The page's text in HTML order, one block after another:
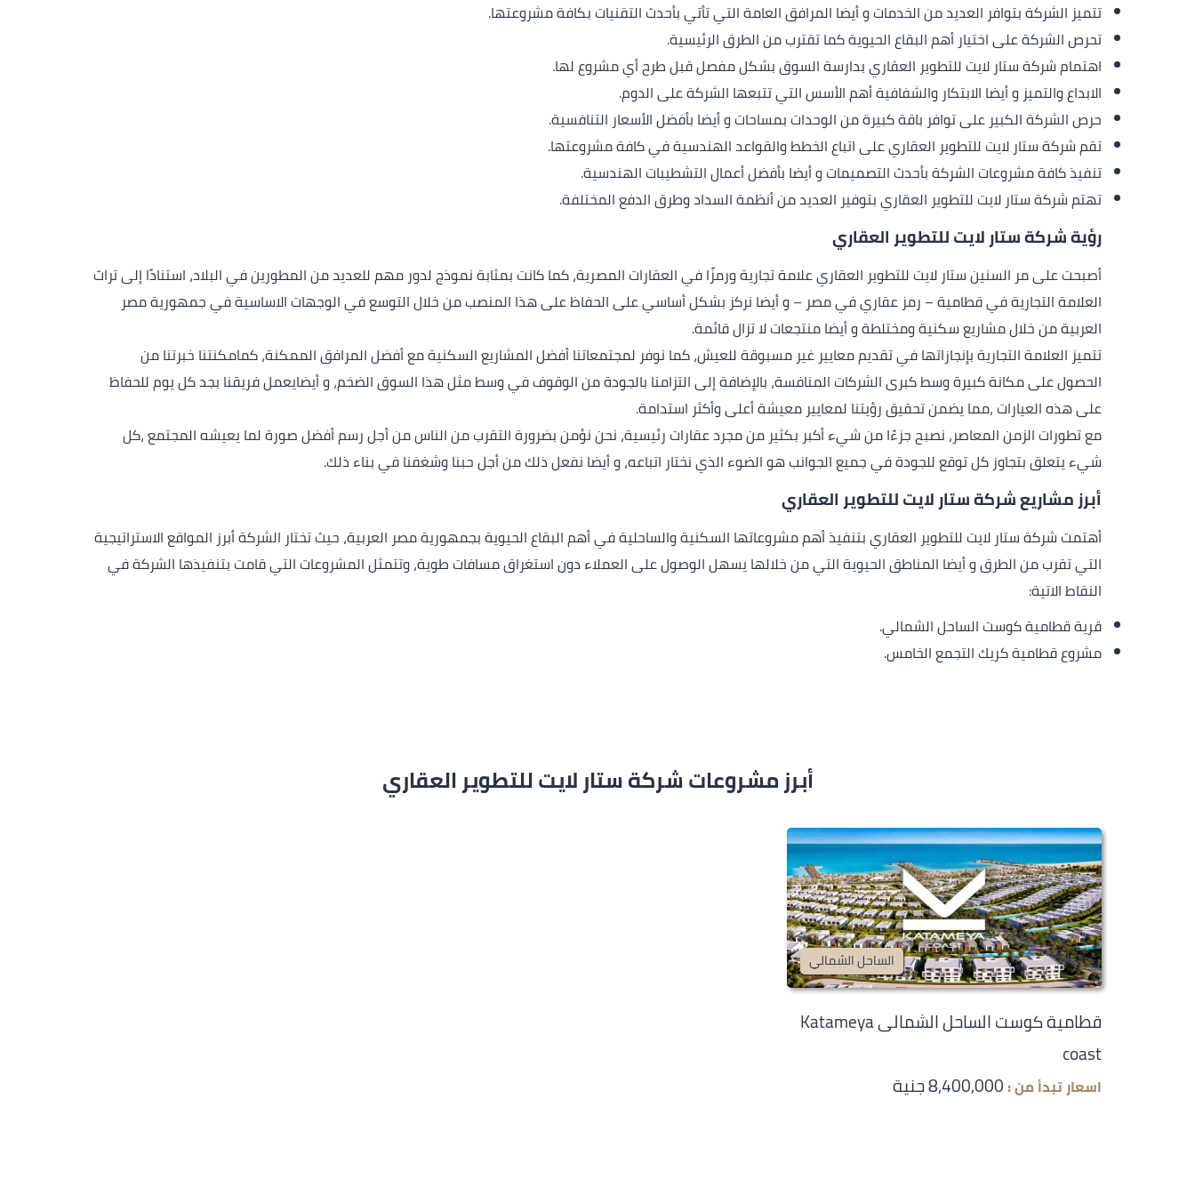
تتميز الشركة بتوافر العديد من الخدمات و أيضا المرافق العامة التي تأتي بأحدث التقنيات بكافة مشروعتها.
تحرص الشركة على اختيار أهم البقاع الحيوية كما تقترب من الطرق الرئيسية.
اهتمام شركة ستار لايت للتطوير العقاري بدارسة السوق بشكل مفصل قبل طرح أي مشروع لها.
الابداع والتميز و أيضا الابتكار والشفافية أهم الأسس التي تتبعها الشركة على الدوم.
حرص الشركة الكبير على توافر باقة كبيرة من الوحدات بمساحات و أيضا بأفضل الأسعار التنافسية.
تقم شركة ستار لايت للتطوير العقاري على اتباع الخطط والقواعد الهندسية في كافة مشروعتها.
تنفيذ كافة مشروعات الشركة بأحدث التصميمات و أيضا بأفضل أعمال التشطيبات الهندسية.
تهتم شركة ستار لايت للتطوير العقاري بتوفير العديد من أنظمة السداد وطرق الدفع المختلفة.
رؤية شركة ستار لايت للتطوير العقاري
أصبحت على مر السنين ستار لايت للتطوير العقاري علامة تجارية ورمزًا في العقارات المصرية، كما كانت بمثابة نموذج لدور مهم للعديد من المطورين في البلاد، استنادًا إلى تراث
العلامة التجارية في قطامية – رمز عقاري في مصر – و أيضا نركز بشكل أساسي على الحفاظ على هذا المنصب من خلال التوسع في الوجهات الاساسية في جمهورية مصر
العربية من خلال مشاريع سكنية ومختلطة و أيضا منتجعات لا تزال قائمة.
تتميز العلامة التجارية بإنجازاتها في تقديم معايير غير مسبوقة للعيش، كما نوفر لمجتمعاتنا أفضل المشاريع السكنية مع أفضل المرافق الممكنة، كمامكنتنا خبرتنا من
الحصول على مكانة كبيرة وسط كبرى الشركات المنافسة، بالإضافة إلى التزامنا بالجودة من الوقوف في وسط مثل هذا السوق الضخم، و أيضايعمل فريقنا بجد كل يوم للحفاظ
على هذه العيارات ،مما يضمن تحقيق رؤيتنا لمعايير معيشة أعلى وأكثر استدامة.
مع تطورات الزمن المعاصر، نصبح جزءًا من شيء أكبر بكثير من مجرد عقارات رئيسية، نحن نؤمن بضرورة التقرب من الناس من أجل رسم أفضل صورة لما يعيشه المجتمع ،كل
شيء يتعلق بتجاوز كل توقع للجودة في جميع الجوانب هو الضوء الذي نختار اتباعه، و أيضا نفعل ذلك من أجل حبنا وشغفنا في بناء ذلك.
أبرز مشاريع شركة ستار لايت للتطوير العقاري
أهتمت شركة ستار لايت للتطوير العقاري بتنفيذ أهم مشروعاتها السكنية والساحلية في أهم البقاع الحيوية بجمهورية مصر العربية، حيث تختار الشركة أبرز المواقع الاستراتيجية
التي تقرب من الطرق و أيضا المناطق الحيوية التي من خلالها يسهل الوصول على العملاء دون استغراق مسافات طوية، وتتمثل المشروعات التي قامت بتنفيذها الشركة في
النقاط الاتية:
قرية قطامية كوست الساحل الشمالي.
مشروع قطامية كريك التجمع الخامس.
أبرز مشروعات شركة ستار لايت للتطوير العقاري
الساحل الشمالي
قطامية كوست الساحل الشمالى Katameya
coast
اسعار تبدأ من : 8,400,000 جنية